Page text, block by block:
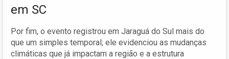
em SC
Por fim, o evento registrou em Jaraguá do Sul mais do
que um simples temporal; ele evidenciou as mudanças
climáticas que já impactam a região e a estrutura